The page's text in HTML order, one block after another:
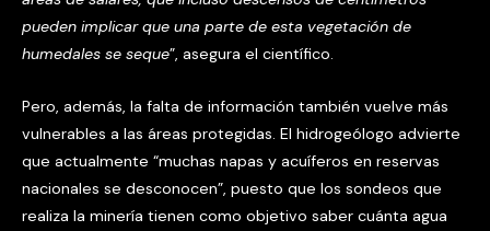
pueden implicar que una parte de esta vegetación de
humedales se seque”, asegura el científico.
Pero, además, la falta de información también vuelve más
vulnerables a las áreas protegidas. El hidrogeólogo advierte
que actualmente “muchas napas y acuíferos en reservas
nacionales se desconocen”, puesto que los sondeos que
realiza la minería tienen como objetivo saber cuánta agua